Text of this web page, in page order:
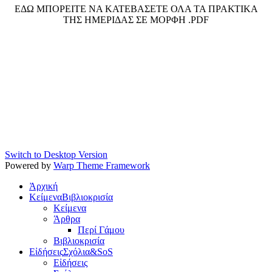
ΕΔΩ ΜΠΟΡΕΙΤΕ ΝΑ ΚΑΤΕΒΑΣΕΤΕ ΟΛΑ ΤΑ ΠΡΑΚΤΙΚΑ
ΤΗΣ ΗΜΕΡΙΔΑΣ ΣΕ ΜΟΡΦΗ .PDF
Switch to Desktop Version
Powered by Warp Theme Framework
Ἀρχική
ΚείμεναΒιβλιοκρισία
Κείμενα
Άρθρα
Περί Γάμου
Βιβλιοκρισία
ΕἰδήσειςΣχόλια&SoS
Εἰδήσεις